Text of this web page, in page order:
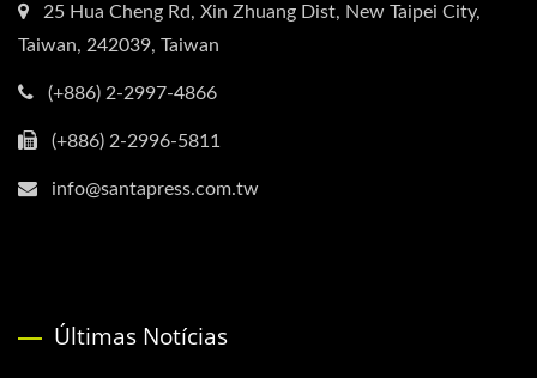
25 Hua Cheng Rd, Xin Zhuang Dist, New Taipei City,
Taiwan, 242039, Taiwan
(+886) 2-2997-4866
(+886) 2-2996-5811
info@santapress.com.tw
Últimas Notícias